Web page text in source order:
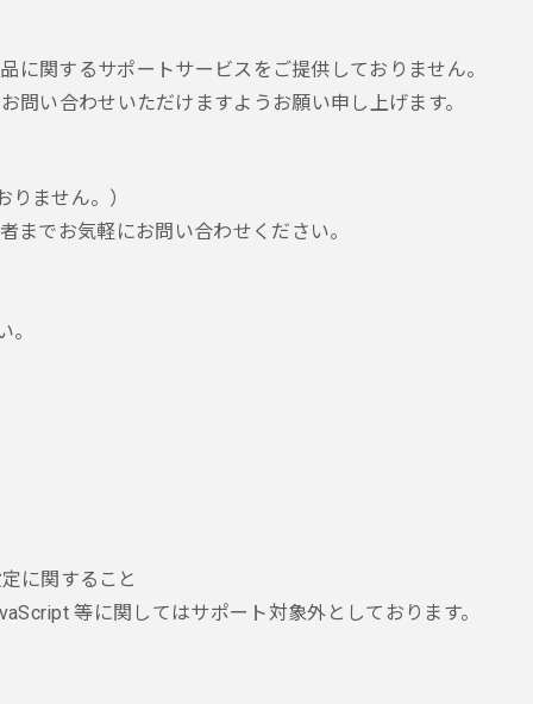
関するサポートサービスをご提供しておりません。
い合わせいただけますようお願い申し上げます。
ません。）
までお気軽にお問い合わせください。
に関すること
等に関してはサポート対象外としております。